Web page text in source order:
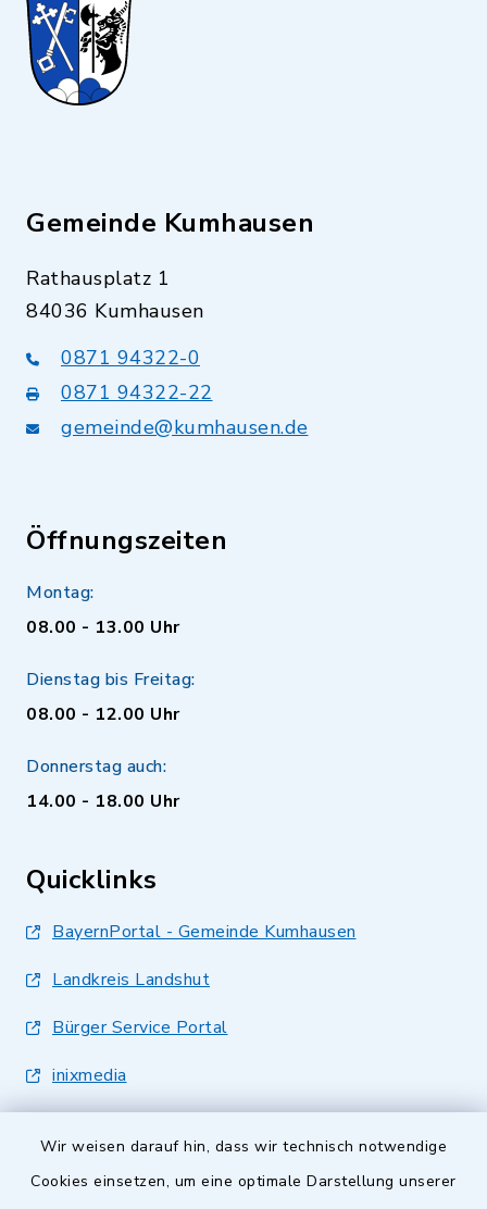
Wir weisen darauf hin, dass wir technisch notwendige
Cookies einsetzen, um eine optimale Darstellung unserer
Gemeinde Kumhausen
Rathausplatz 1
84036 Kumhausen
0871 94322-0
0871 94322-22
gemeinde@kumhausen.de
Öffnungszeiten
Montag:
08.00 - 13.00 Uhr
Dienstag bis Freitag:
08.00 - 12.00 Uhr
Donnerstag auch:
14.00 - 18.00 Uhr
Quicklinks
BayernPortal - Gemeinde Kumhausen
Landkreis Landshut
Bürger Service Portal
inixmedia